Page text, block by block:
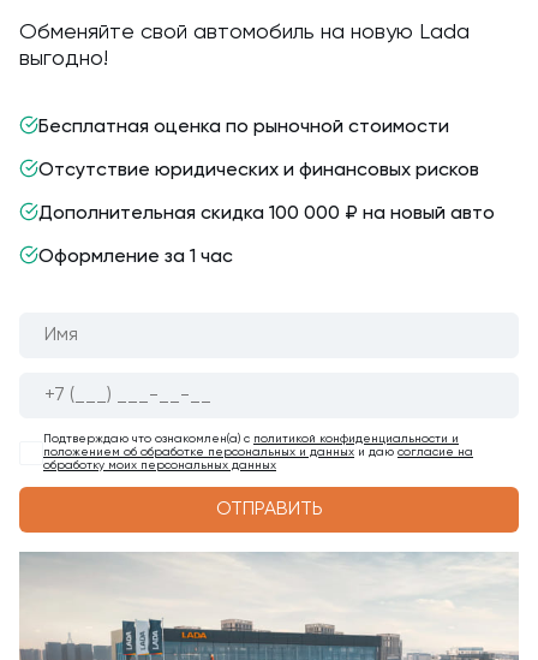
Обменяйте свой автомобиль на новую Lada
выгодно!
Бесплатная оценка по рыночной стоимости
Отсутствие юридических и финансовых рисков
Дополнительная скидка 100 000 ₽ на новый авто
Оформление за 1 час
Подтверждаю что ознакомлен(а) с политикой конфиденциальности и
положением об обработке персональных и данных и даю согласие на
обработку моих персональных данных
ОТПРАВИТЬ